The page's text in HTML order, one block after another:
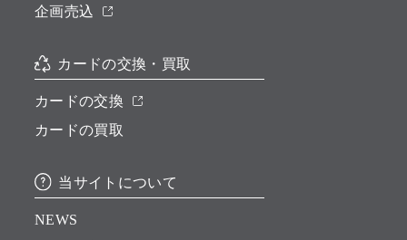
企画売込
カードの交換・買取
カードの交換
カードの買取
当サイトについて
NEWS